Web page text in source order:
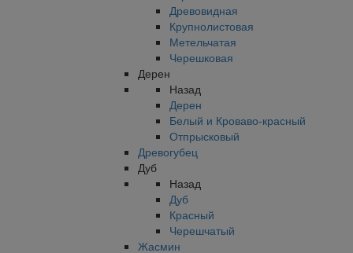
Древовидная
Крупнолистовая
Метельчатая
Черешковая
Дерен
Назад
Дерен
Белый и Кроваво-красный
Отпрысковый
Древогубец
Дуб
Назад
Дуб
Красный
Черешчатый
Жасмин